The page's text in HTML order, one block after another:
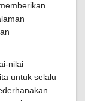
nilai
untuk selalu